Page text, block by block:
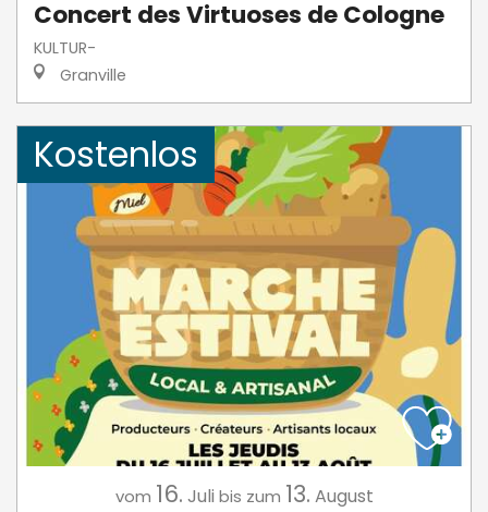
Concert des Virtuoses de Cologne
KULTUR-
Granville
Kostenlos
vom 16. Juli bis zum 13. August